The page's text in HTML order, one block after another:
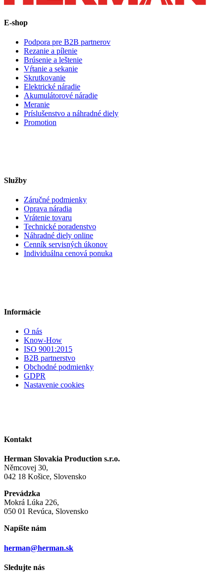
E-shop
Podpora pre B2B partnerov
Rezanie a pílenie
Brúsenie a leštenie
Vŕtanie a sekanie
Skrutkovanie
Elektrické náradie
Akumulátorové náradie
Meranie
Príslušenstvo a náhradné diely
Promotion
Služby
Záručné podmienky
Oprava náradia
Vrátenie tovaru
Technické poradenstvo
Náhradné diely online
Cenník servisných úkonov
Individuálna cenová ponuka
Informácie
O nás
Know-How
ISO 9001:2015
B2B partnerstvo
Obchodné podmienky
GDPR
Nastavenie cookies
Kontakt
Herman Slovakia Production s.r.o.
Němcovej 30,
042 18 Košice, Slovensko
Prevádzka
Mokrá Lúka 226,
050 01 Revúca, Slovensko
Napíšte nám
herman@herman.sk
Sledujte nás